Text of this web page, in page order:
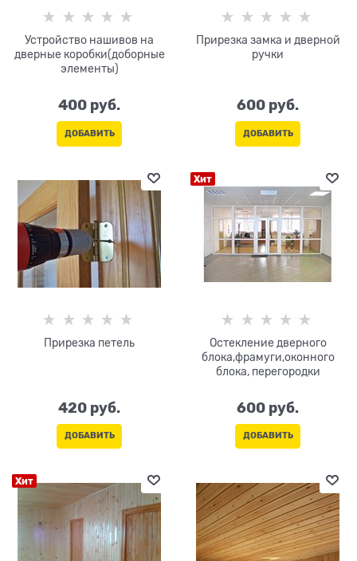
Устройство нашивов на
дверные коробки(доборные
элементы)
400 руб.
ДОБАВИТЬ
Прирезка замка и дверной
ручки
600 руб.
ДОБАВИТЬ
Прирезка петель
420 руб.
ДОБАВИТЬ
Хит
Остекление дверного
блока,фрамуги,оконного
блока, перегородки
600 руб.
ДОБАВИТЬ
Хит